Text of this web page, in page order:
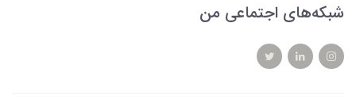
شبکه‌های اجتماعی من